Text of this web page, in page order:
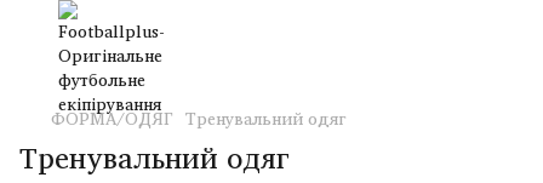
ФОРМА/ОДЯГ Тренувальний одяг
Тренувальний одяг